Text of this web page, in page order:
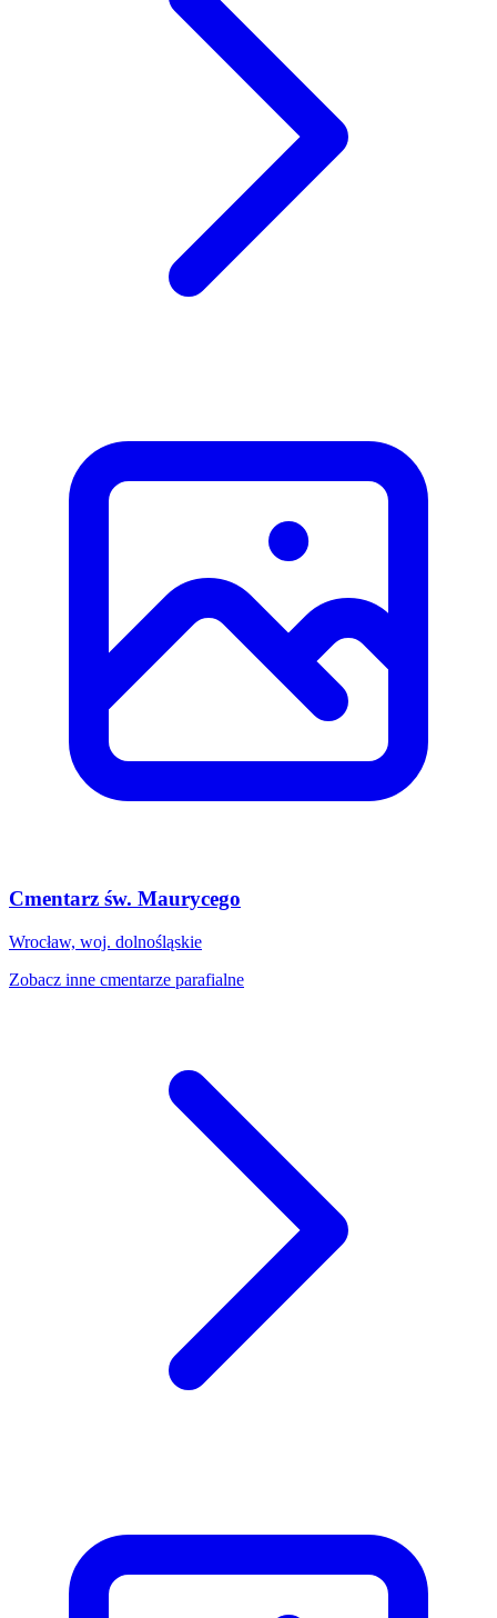
Cmentarz św. Maurycego
Wrocław, woj. dolnośląskie
Zobacz inne cmentarze parafialne